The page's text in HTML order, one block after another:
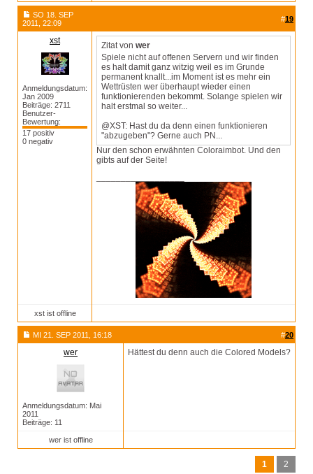
SO 18. SEP
2011, 22:09
#19
xst
Anmeldungsdatum:
Jan 2009
Beiträge: 2711
Benutzer-
Bewertung:
17 positiv
0 negativ
Zitat von wer
Spiele nicht auf offenen Servern und wir finden
es halt damit ganz witzig weil es im Grunde
permanent knallt...im Moment ist es mehr ein
Wettrüsten wer überhaupt wieder einen
funktionierenden bekommt. Solange spielen wir
halt erstmal so weiter...
@XST: Hast du da denn einen funktionieren
"abzugeben"? Gerne auch PN...
Nur den schon erwähnten Coloraimbot. Und den
gibts auf der Seite!
xst ist offline
MI 21. SEP 2011, 16:18 #20
wer
Anmeldungsdatum: Mai
2011
Beiträge: 11
Hättest du denn auch die Colored Models?
wer ist offline
1 2